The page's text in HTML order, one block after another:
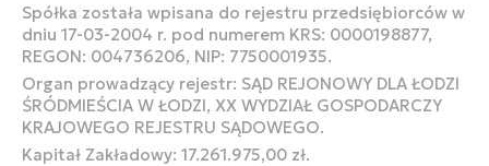
Spółka została wpisana do rejestru przedsiębiorców w
dniu 17-03-2004 r. pod numerem KRS: 0000198877,
REGON: 004736206, NIP: 7750001935.
Organ prowadzący rejestr: SĄD REJONOWY DLA ŁODZI
ŚRÓDMIEŚCIA W ŁODZI, XX WYDZIAŁ GOSPODARCZY
KRAJOWEGO REJESTRU SĄDOWEGO.
Kapitał Zakładowy: 17.261.975,00 zł.